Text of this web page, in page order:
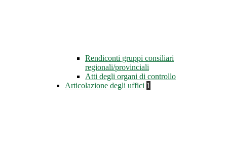
Rendiconti gruppi consiliari
regionali/provinciali
Atti degli organi di controllo
Articolazione degli uffici 1